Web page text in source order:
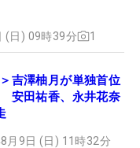
(日) 09時39分 1
吉澤柚月が単独首位
安田祐香、永井花奈
月9日 (日) 11時32分